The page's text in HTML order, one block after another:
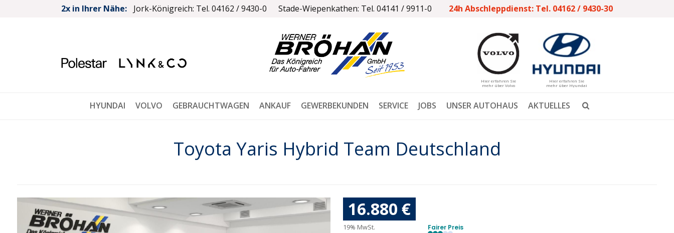
2x in Ihrer Nähe: Jork-Königreich: Tel. 04162 / 9430-0 Stade-Wiepenkathen: Tel. 04141 / 9911-0 24h Abschleppdienst: Tel. 04162 / 9430-30
Hier erfahren Sie
mehr über Volvo
Hier erfahren Sie
mehr über Hyundai
HYUNDAI VOLVO GEBRAUCHTWAGEN ANKAUF GEWERBEKUNDEN SERVICE JOBS UNSER AUTOHAUS AKTUELLES
Toyota Yaris Hybrid Team Deutschland
16.880 €
19% MwSt. Fairer Preis